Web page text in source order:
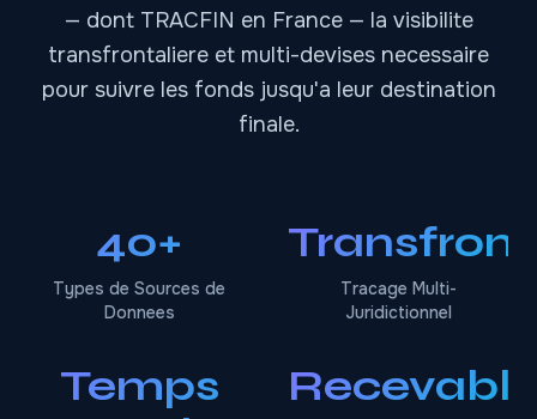
— dont TRACFIN en France — la visibilite
transfrontaliere et multi-devises necessaire
pour suivre les fonds jusqu'a leur destination
finale.
40+
Types de Sources de
Donnees
Tracage Multi-
Juridictionnel
Temps